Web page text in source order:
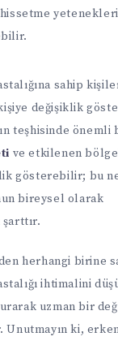
hissetme
sahip
değişiklik
teşhisinde önemli
ve etkilenen
gösterebilir; bu
bireysel olarak
herhangi birine
ihtimalini
uzman bir
Unutmayın ki,